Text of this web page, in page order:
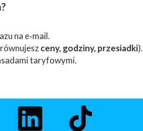
na e‑mail.
ceny, godziny, przesiadki).
taryfowymi.